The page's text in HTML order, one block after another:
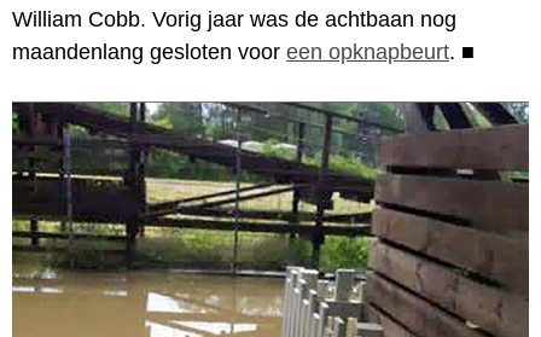
William Cobb. Vorig jaar was de achtbaan nog
maandenlang gesloten voor een opknapbeurt. ■